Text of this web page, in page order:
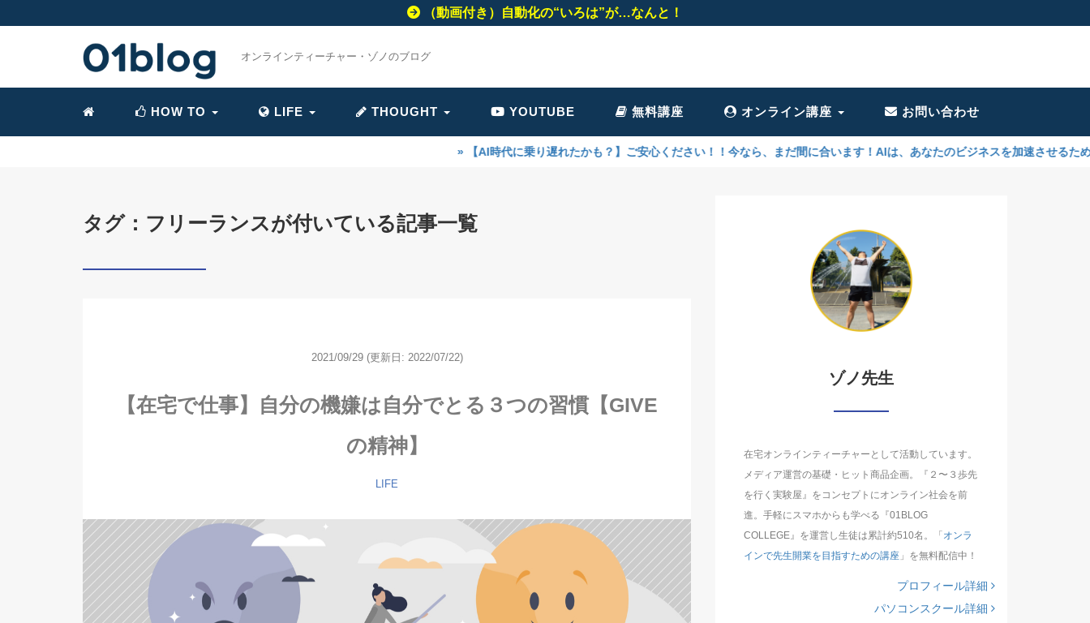
（動画付き）自動化の“いろは”が…なんと！
オンラインティーチャー・ゾノのブログ
HOW TO LIFE THOUGHT YOUTUBE 無料講座 オンライン講座 お問い合わせ
» 【AI時代に乗り遅れたかも？】ご安心ください！！今なら、まだ間に合います！AIは、あなたのビジネスを加速させるために必要不可欠です
タグ：フリーランスが付いている記事一覧
2021/09/29 (更新日: 2022/07/22)
【在宅で仕事】自分の機嫌は自分でとる３つの習慣【GIVE
の精神】
LIFE
ゾノ先生
在宅オンラインティーチャーとして活動しています。
メディア運営の基礎・ヒット商品企画。『２〜３歩先
を行く実験屋』をコンセプトにオンライン社会を前
進。手軽にスマホからも学べる『01BLOG
COLLEGE』を運営し生徒は累計約510名。「 オンラ
インで先生開業を目指すための講座 」を無料配信中！
プロフィール詳細
パソコンスクール詳細